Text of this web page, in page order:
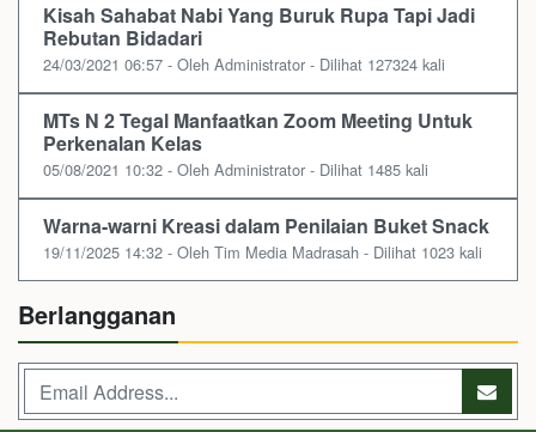
Kisah Sahabat Nabi Yang Buruk Rupa Tapi Jadi
Rebutan Bidadari
24/03/2021 06:57 - Oleh Administrator - Dilihat 127324 kali
MTs N 2 Tegal Manfaatkan Zoom Meeting Untuk
Perkenalan Kelas
05/08/2021 10:32 - Oleh Administrator - Dilihat 1485 kali
Warna-warni Kreasi dalam Penilaian Buket Snack
19/11/2025 14:32 - Oleh Tim Media Madrasah - Dilihat 1023 kali
Berlangganan